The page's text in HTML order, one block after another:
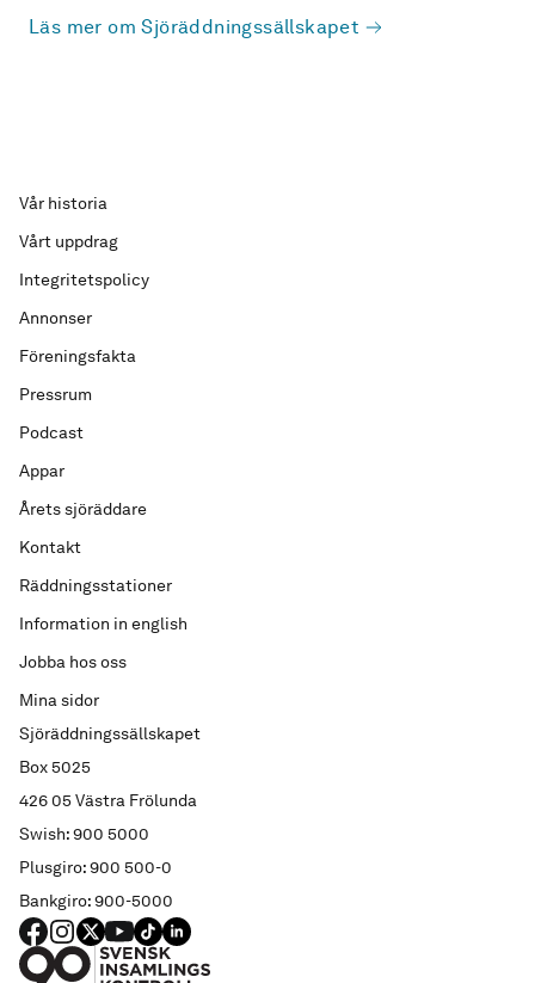
Läs mer om Sjöräddningssällskapet
Sjöräddningssällskapet
Box 5025
426 05 Västra Frölunda
Swish: 900 5000
Plusgiro: 900 500-0
Bankgiro: 900-5000
Vår historia
Vårt uppdrag
Integritetspolicy
Annonser
Föreningsfakta
Pressrum
Podcast
Appar
Årets sjöräddare
Kontakt
Räddningsstationer
Information in english
Jobba hos oss
Mina sidor
FACEBOOK
Instagram
X YouTube
TIKTOKLINKED IN